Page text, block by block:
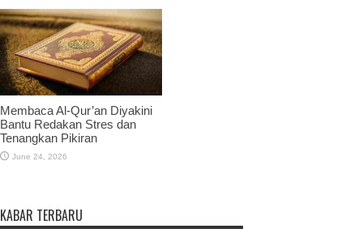
Membaca Al-Qur’an Diyakini
Bantu Redakan Stres dan
Tenangkan Pikiran
June 24, 2026
KABAR TERBARU